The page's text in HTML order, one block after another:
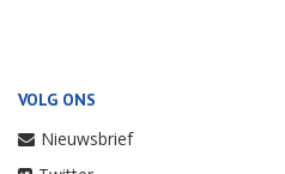
VOLG ONS
Nieuwsbrief